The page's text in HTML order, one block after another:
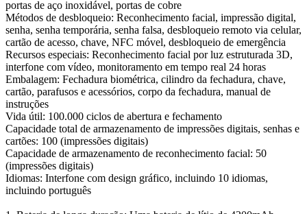
portas de aço inoxidável, portas de cobre
Métodos de desbloqueio: Reconhecimento facial, impressão digital,
senha, senha temporária, senha falsa, desbloqueio remoto via celular,
cartão de acesso, chave, NFC móvel, desbloqueio de emergência
Recursos especiais: Reconhecimento facial por luz estruturada 3D,
interfone com vídeo, monitoramento em tempo real 24 horas
Embalagem: Fechadura biométrica, cilindro da fechadura, chave,
cartão, parafusos e acessórios, corpo da fechadura, manual de
instruções
Vida útil: 100.000 ciclos de abertura e fechamento
Capacidade total de armazenamento de impressões digitais, senhas e
cartões: 100 (impressões digitais)
Capacidade de armazenamento de reconhecimento facial: 50
(impressões digitais)
Idiomas: Interfone com design gráfico, incluindo 10 idiomas,
incluindo português